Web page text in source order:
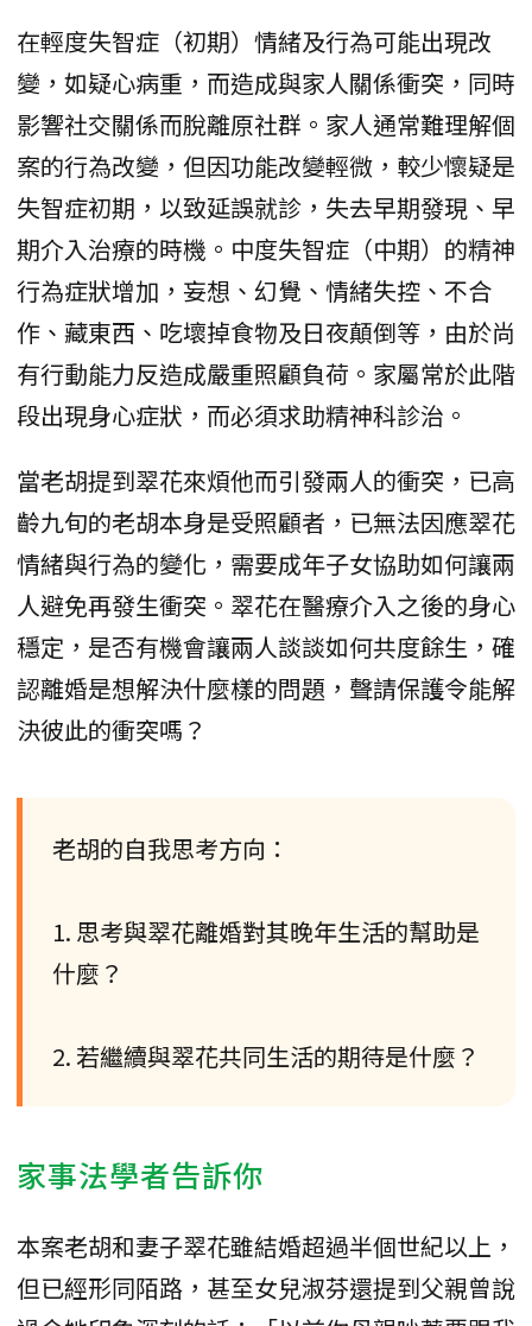
在輕度失智症（初期）情緒及行為可能出現改
變，如疑心病重，而造成與家人關係衝突，同時
影響社交關係而脫離原社群。家人通常難理解個
案的行為改變，但因功能改變輕微，較少懷疑是
失智症初期，以致延誤就診，失去早期發現、早
期介入治療的時機。中度失智症（中期）的精神
行為症狀增加，妄想、幻覺、情緒失控、不合
作、藏東西、吃壞掉食物及日夜顛倒等，由於尚
有行動能力反造成嚴重照顧負荷。家屬常於此階
段出現身心症狀，而必須求助精神科診治。
當老胡提到翠花來煩他而引發兩人的衝突，已高
齡九旬的老胡本身是受照顧者，已無法因應翠花
情緒與行為的變化，需要成年子女協助如何讓兩
人避免再發生衝突。翠花在醫療介入之後的身心
穩定，是否有機會讓兩人談談如何共度餘生，確
認離婚是想解決什麼樣的問題，聲請保護令能解
決彼此的衝突嗎？
老胡的自我思考方向：
1. 思考與翠花離婚對其晚年生活的幫助是
什麼？
2. 若繼續與翠花共同生活的期待是什麼？
家事法學者告訴你
本案老胡和妻子翠花雖結婚超過半個世紀以上，
但已經形同陌路，甚至女兒淑芬還提到父親曾說